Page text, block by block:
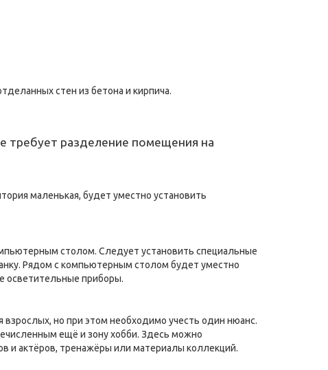
стен из бетона и кирпича.
требует разделение помещения на
маленькая, будет уместно установить
столом. Следует установить специальные
Рядом с компьютерным столом будет уместно
осветительные приборы.
но при этом необходимо учесть один нюанс.
ещё и зону хобби. Здесь можно
и актёров, тренажёры или материалы коллекций.